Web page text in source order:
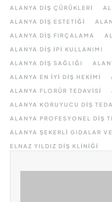
ALANYA DIŞ ÇÜRÜKLERI
ALANYA DIŞ ESTETIĞI
ALANYA DIŞ FIRÇALAMA
ALANYA DIŞ IPI KULLANIMI
ALANYA DIŞ SAĞLIĞI
ALANYA EN IYI DIŞ HEKIMI
ALANYA FLORÜR TEDAVISI
ALANYA KORUYUCU DIŞ
ALANYA PROFESYONEL DIŞ
ALANYA ŞEKERLI GIDALAR
ELNAZ YILDIZ DIŞ KLINIĞI